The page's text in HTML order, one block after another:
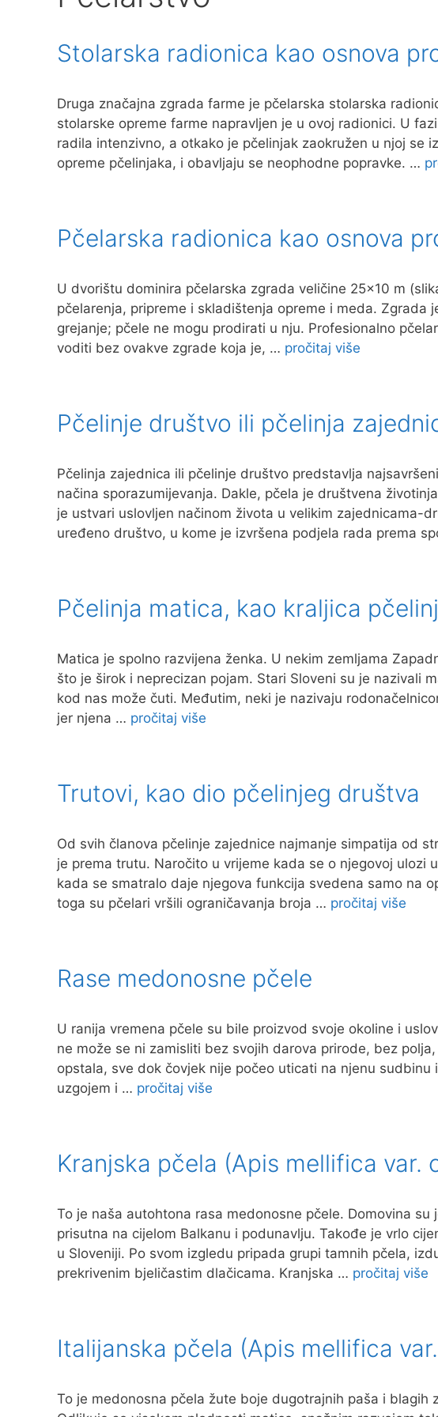
Stolarska radionica kao osnova
Druga značajna zgrada farme je pčelarska stolarska
stolarske opreme farme napravljen je u ovoj radionici. U
radila intenzivno, a otkako je pčelinjak zaokružen u njoj se
opreme pčelinjaka, i obavljaju se neophodne popravke. …
Pčelarska radionica kao osnova
U dvorištu dominira pčelarska zgrada veličine 25×10 m
pčelarenja, pripreme i skladištenja opreme i meda.
grejanje; pčele ne mogu prodirati u nju. Profesionalno
voditi bez ovakve zgrade koja je, … pročitaj više
Pčelinje društvo ili pčelinja
Pčelinja zajednica ili pčelinje društvo predstavlja
načina sporazumijevanja. Dakle, pčela je društvena
je ustvari uslovljen načinom života u velikim zajednicama-
uređeno društvo, u kome je izvršena podjela rada prema
Pčelinja matica, kao kraljica
Matica je spolno razvijena ženka. U nekim zemljama
što je širok i neprecizan pojam. Stari Sloveni su je nazivali
kod nas može čuti. Međutim, neki je nazivaju
jer njena … pročitaj više
Trutovi, kao dio pčelinjeg društva
Od svih članova pčelinje zajednice najmanje simpatija od
je prema trutu. Naročito u vrijeme kada se o njegovoj ulozi
kada se smatralo daje njegova funkcija svedena samo na
toga su pčelari vršili ograničavanja broja … pročitaj više
Rase medonosne pčele
U ranija vremena pčele su bile proizvod svoje okoline i
ne može se ni zamisliti bez svojih darova prirode, bez
opstala, sve dok čovjek nije počeo uticati na njenu
uzgojem i … pročitaj više
Kranjska pčela (Apis mellifica var.
To je naša autohtona rasa medonosne pčele. Domovina
prisutna na cijelom Balkanu i podunavlju. Takođe je vrlo
u Sloveniji. Po svom izgledu pripada grupi tamnih pčela,
prekrivenim bjeličastim dlačicama. Kranjska … pročitaj više
Italijanska pčela (Apis mellifica
To je medonosna pčela žute boje dugotrajnih paša i blagih